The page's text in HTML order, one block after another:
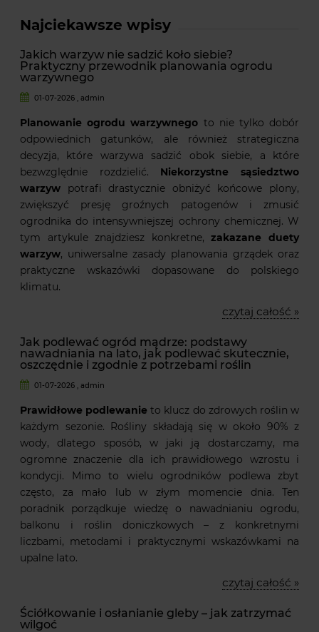
Najciekawsze wpisy
Jakich warzyw nie sadzić koło siebie?
Praktyczny przewodnik planowania ogrodu
warzywnego
01-07-2026 , admin
Planowanie ogrodu warzywnego to nie tylko dobór
odpowiednich gatunków, ale również strategiczna
decyzja, które warzywa sadzić obok siebie, a które
bezwzględnie rozdzielić. Niekorzystne sąsiedztwo
warzyw potrafi drastycznie obniżyć końcowe plony,
zwiększyć presję groźnych patogenów i zmusić
ogrodnika do intensywniejszej ochrony chemicznej. W
tym artykule znajdziesz konkretne,zakazane duety
warzyw, uniwersalne zasady planowania grządek oraz
praktyczne wskazówki dopasowane do polskiego
klimatu.
czytaj całość »
Jak podlewać ogród mądrze: podstawy
nawadniania na lato, jak podlewać skutecznie,
oszczędnie i zgodnie z potrzebami roślin
01-07-2026 , admin
Prawidłowe podlewanie to klucz do zdrowych roślin w
każdym sezonie. Rośliny składają się w około 90% z
wody, dlatego sposób, w jaki ją dostarczamy, ma
ogromne znaczenie dla ich prawidłowego wzrostu i
kondycji. Mimo to wielu ogrodników podlewa zbyt
często, za mało lub w złym momencie dnia. Ten
poradnik porządkuje wiedzę o nawadnianiu ogrodu,
balkonu i roślin doniczkowych – z konkretnymi
liczbami, metodami i praktycznymi wskazówkami na
upalne lato.
czytaj całość »
Ściółkowanie i osłanianie gleby – jak zatrzymać
wilgoć